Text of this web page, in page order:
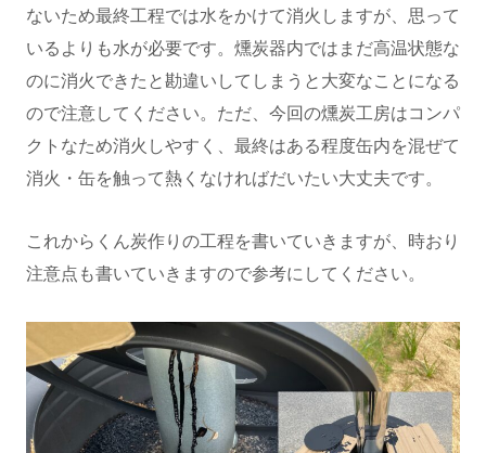
ないため最終工程では水をかけて消火しますが、思って
いるよりも水が必要です。燻炭器内ではまだ高温状態な
のに消火できたと勘違いしてしまうと大変なことになる
ので注意してください。ただ、今回の燻炭工房はコンパ
クトなため消火しやすく、最終はある程度缶内を混ぜて
消火・缶を触って熱くなければだいたい大丈夫です。
これからくん炭作りの工程を書いていきますが、時おり
注意点も書いていきますので参考にしてください。